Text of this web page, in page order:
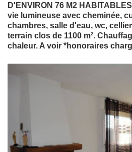
D'ENVIRON 76 M2
vie lumineuse avec cheminée,
chambres, salle d'eau, wc,
terrain clos de 1100 m².
chaleur. A voir *honoraires